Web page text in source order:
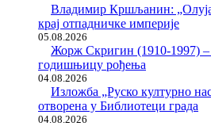
Владимир Кршљанин:
крај отпадничке империје
05.08.2026
Жорж Скригин (1910-1997)
годишњицу рођења
04.08.2026
Изложба „Руско културно
отворена у Библиотеци града
04.08.2026